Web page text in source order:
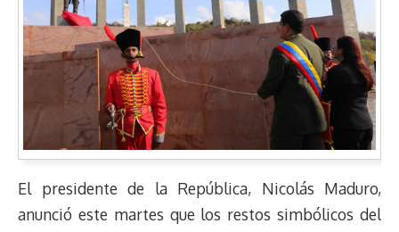
El presidente de la República, Nicolás Maduro,
anunció este martes que los restos simbólicos del